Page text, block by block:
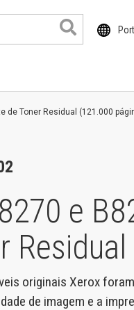
de Toner Residual (121.000
e
originais Xerox
de imagem e a